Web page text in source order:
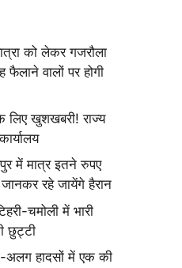
को लेकर गजरौला
वालों पर होगी
लिए खुशखबरी! राज्य
में मात्र इतने रुपए
रहे जायेंगे हैरान
चमोली में भारी
छुट्टी
अलग हादसों में एक की